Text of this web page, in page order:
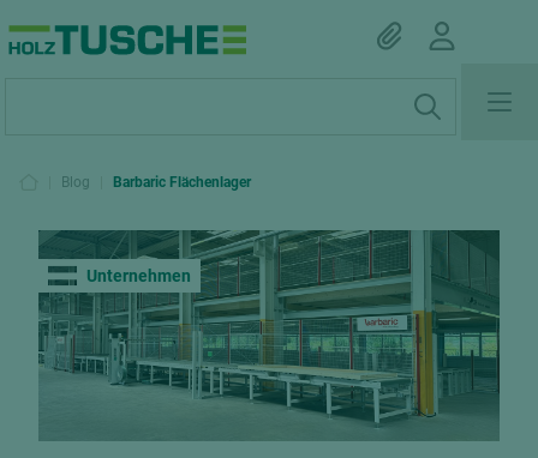
Blog Barbaric Flächenlager
Unternehmen